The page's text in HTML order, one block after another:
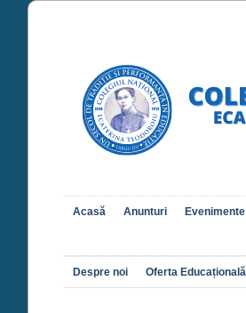
Acasă Anunturi Evenimente
Despre noi Oferta Educațională